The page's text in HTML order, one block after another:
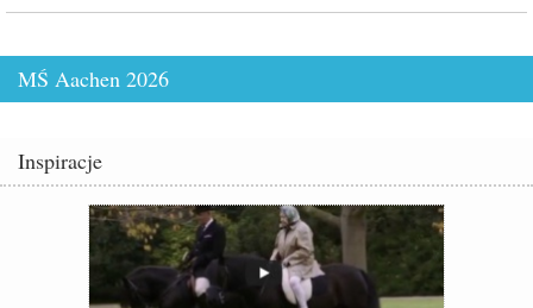
MŚ Aachen 2026
Inspiracje